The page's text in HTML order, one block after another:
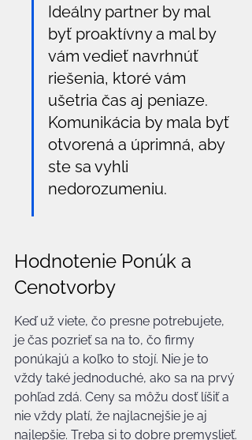
Ideálny partner by mal
byť proaktívny a mal by
vám vedieť navrhnúť
riešenia, ktoré vám
ušetria čas aj peniaze.
Komunikácia by mala byť
otvorená a úprimná, aby
ste sa vyhli
nedorozumeniu.
Hodnotenie Ponúk a
Cenotvorby
Keď už viete, čo presne potrebujete,
je čas pozrieť sa na to, čo firmy
ponúkajú a koľko to stojí. Nie je to
vždy také jednoduché, ako sa na prvý
pohľad zdá. Ceny sa môžu dosť líšiť a
nie vždy platí, že najlacnejšie je aj
najlepšie. Treba si to dobre premyslieť.